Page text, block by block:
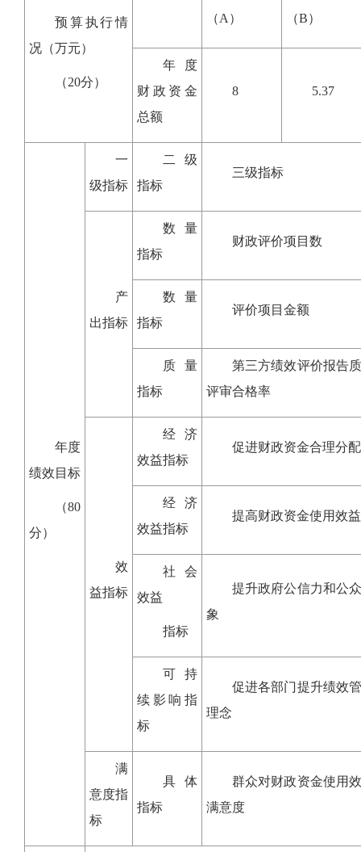
预算执行情
况（万元）
（20分）
（A）
（B）
年度
财政资金
总额
8 5.37
年度
绩效目标
（80
分）
一
级指标
二级
指标
三级指标
产
出指标
数量
指标
财政评价项目数
数量
指标
评价项目金额
质量
指标
第三方绩效评价报告
评审合格率
效
益指标
经济
效益指标
促进财政资金合理分配
经济
效益指标
提高财政资金使用效益
社会
效益
指标
提升政府公信力和公
象
可持
续影响指
标
促进各部门提升绩效
理念
满
意度指
标
具体
指标
群众对财政资金使用
满意度